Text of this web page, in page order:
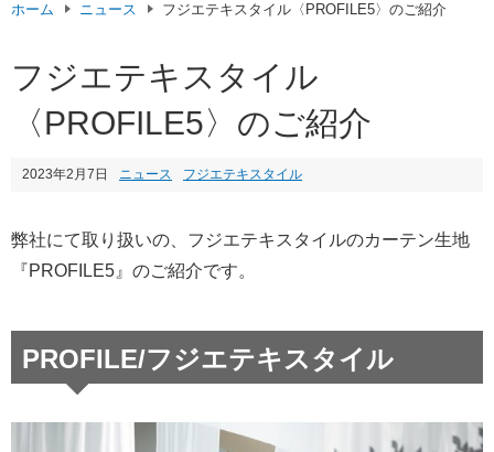
ホーム ニュース フジエテキスタイル〈PROFILE5〉のご紹介
フジエテキスタイル
〈PROFILE5〉のご紹介
2023年2月7日 ニュース フジエテキスタイル
弊社にて取り扱いの、フジエテキスタイルのカーテン生地
『PROFILE5』のご紹介です。
PROFILE/フジエテキスタイル